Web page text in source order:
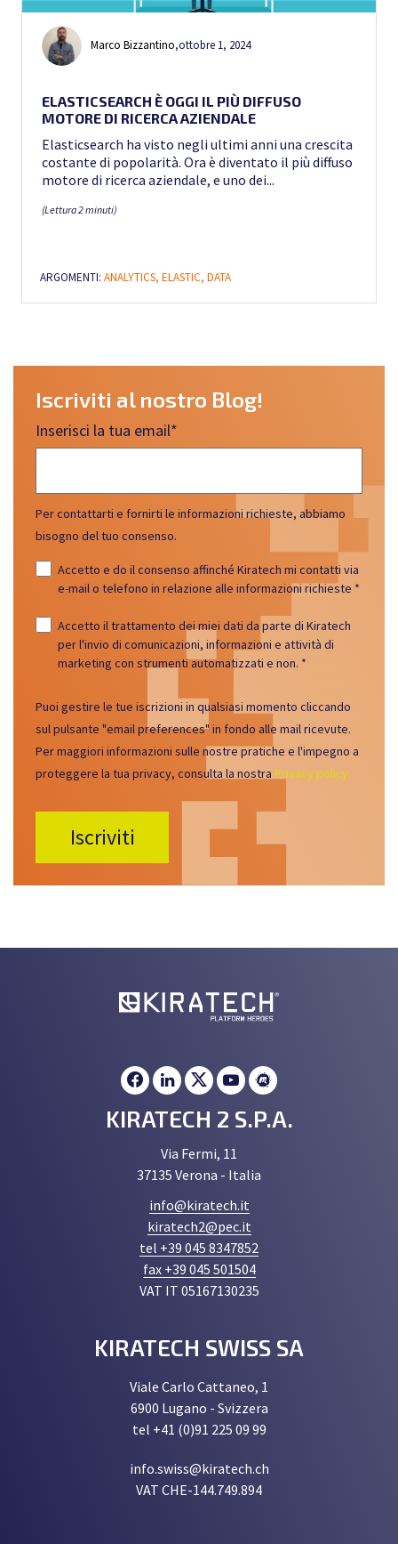
Marco Bizzantino,ottobre 1, 2024
ELASTICSEARCH È OGGI IL PIÙ DIFFUSO
MOTORE DI RICERCA AZIENDALE
Elasticsearch ha visto negli ultimi anni una crescita
costante di popolarità. Ora è diventato il più diffuso
motore di ricerca aziendale, e uno dei...
(Lettura 2 minuti)
ARGOMENTI: ANALYTICS, ELASTIC, DATA
Iscriviti al nostro Blog!
Inserisci la tua email*
Per contattarti e fornirti le informazioni richieste, abbiamo
bisogno del tuo consenso.
Accetto e do il consenso affinché Kiratech mi contatti via
e-mail o telefono in relazione alle informazioni richieste *
Accetto il trattamento dei miei dati da parte di Kiratech
per l'invio di comunicazioni, informazioni e attività di
marketing con strumenti automatizzati e non. *
Puoi gestire le tue iscrizioni in qualsiasi momento cliccando
sul pulsante "email preferences" in fondo alle mail ricevute.
Per maggiori informazioni sulle nostre pratiche e l'impegno a
proteggere la tua privacy, consulta la nostra Privacy policy.
KIRATECH 2 S.P.A.
Via Fermi, 11
37135 Verona - Italia
info@kiratech.it
kiratech2@pec.it
tel +39 045 8347852
fax +39 045 501504
VAT IT 05167130235
KIRATECH SWISS SA
Viale Carlo Cattaneo, 1
6900 Lugano - Svizzera
tel +41 (0)91 225 09 99
info.swiss@kiratech.ch
VAT CHE-144.749.894